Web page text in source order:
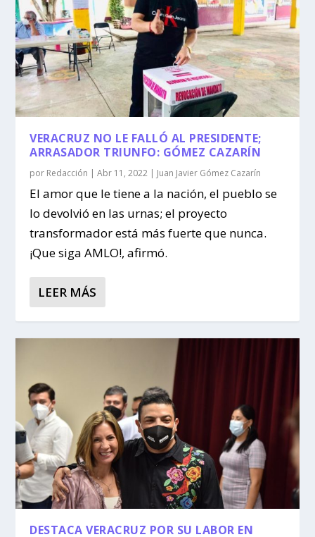
VERACRUZ NO LE FALLÓ AL PRESIDENTE;
ARRASADOR TRIUNFO: GÓMEZ CAZARÍN
por Redacción |Abr 11, 2022 Juan Javier Gómez Cazarín
El amor que le tiene a la nación, el pueblo se
lo devolvió en las urnas; el proyecto
transformador está más fuerte que nunca.
¡Que siga AMLO!, afirmó.
LEER MÁS
DESTACA VERACRUZ POR SU LABOR EN